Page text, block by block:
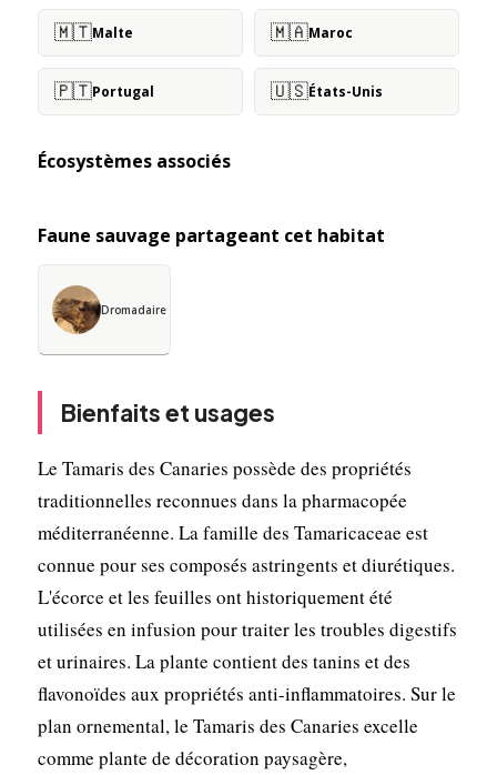
🇲🇹Malte 🇲🇦Maroc
🇵🇹Portugal 🇺🇸États-Unis
Écosystèmes associés
Faune sauvage partageant cet habitat
Dromadaire
Bienfaits et usages
Le Tamaris des Canaries possède des propriétés
traditionnelles reconnues dans la pharmacopée
méditerranéenne. La famille des Tamaricaceae est
connue pour ses composés astringents et diurétiques.
L'écorce et les feuilles ont historiquement été
utilisées en infusion pour traiter les troubles digestifs
et urinaires. La plante contient des tanins et des
flavonoïdes aux propriétés anti-inflammatoires. Sur le
plan ornemental, le Tamaris des Canaries excelle
comme plante de décoration paysagère,